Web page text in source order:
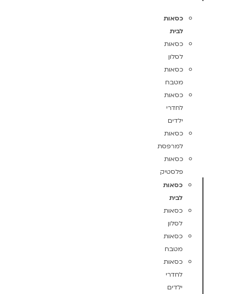
כסאות
לבית
כסאות
לסלון
כסאות
מטבח
כסאות
לחדרי
ילדים
כסאות
למרפסת
כסאות
פלסטיק
כסאות
לבית
כסאות
לסלון
כסאות
מטבח
כסאות
לחדרי
ילדים